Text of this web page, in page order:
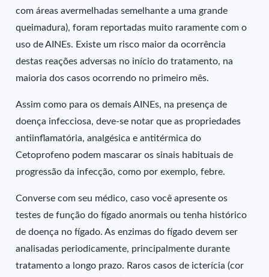
com áreas avermelhadas semelhante a uma grande
queimadura), foram reportadas muito raramente com o
uso de AINEs. Existe um risco maior da ocorrência
destas reações adversas no início do tratamento, na
maioria dos casos ocorrendo no primeiro mês.
Assim como para os demais AINEs, na presença de
doença infecciosa, deve-se notar que as propriedades
antiinflamatória, analgésica e antitérmica do
Cetoprofeno podem mascarar os sinais habituais de
progressão da infecção, como por exemplo, febre.
Converse com seu médico, caso você apresente os
testes de função do fígado anormais ou tenha histórico
de doença no fígado. As enzimas do fígado devem ser
analisadas periodicamente, principalmente durante
tratamento a longo prazo. Raros casos de icterícia (cor